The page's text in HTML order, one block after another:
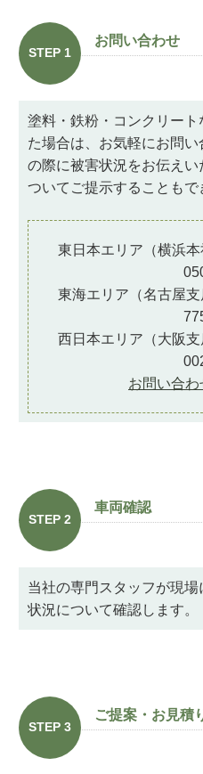
STEP 1
お問い合わせ
塗料・鉄粉・コンクリー
た場合は、お気軽にお問
の際に被害状況をお伝え
ついてご提示することもで
東日本エリア（横浜
東海エリア（名古屋
西日本エリア（大阪
お問い合わ
STEP 2
車両確認
当社の専門スタッフが現
状況について確認します。
STEP 3
ご提案・お見積